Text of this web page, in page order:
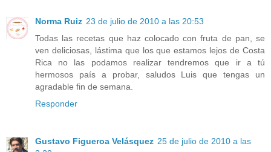
Norma Ruiz 23 de julio de 2010 a las 20:53
Todas las recetas que haz colocado con fruta de pan, se
ven deliciosas, lástima que los que estamos lejos de Costa
Rica no las podamos realizar tendremos que ir a tú
hermosos país a probar, saludos Luis que tengas un
agradable fin de semana.
Responder
Gustavo Figueroa Velásquez 25 de julio de 2010 a las